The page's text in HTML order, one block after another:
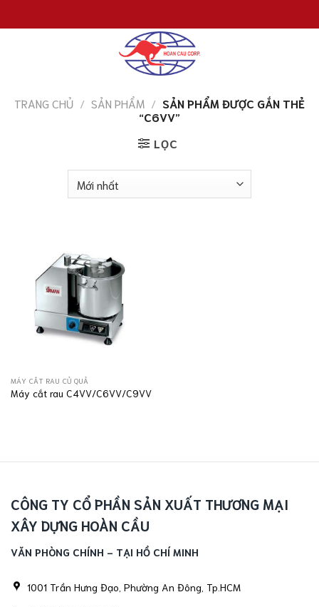
đến
TRANG CHỦ / SẢN PHẨM / SẢN PHẨM ĐƯỢC GẮN THẺ
“C6VV”
LỌC
MÁY CẮT RAU CỦ QUẢ
Máy cắt rau C4VV/C6VV/C9VV
CÔNG TY CỔ PHẦN SẢN XUẤT THƯƠNG MẠI
XÂY DỰNG HOÀN CẦU
VĂN PHÒNG CHÍNH - TẠI HỒ CHÍ MINH
1001 Trần Hưng Đạo, Phường An Đông, Tp.HCM